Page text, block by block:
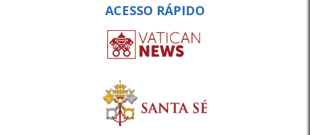
ACESSO RÁPIDO